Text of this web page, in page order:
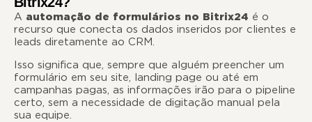
A automação de formulários no Bitrix24 é o
recurso que conecta os dados inseridos por clientes e
leads diretamente ao CRM.
Isso significa que, sempre que alguém preencher um
formulário em seu site, landing page ou até em
campanhas pagas, as informações irão para o pipeline
certo, sem a necessidade de digitação manual pela
sua equipe.